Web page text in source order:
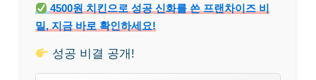
4500원 치킨으로 성공 신화를 쓴 프랜차이즈 비
밀, 지금 바로 확인하세요!
성공 비결 공개!